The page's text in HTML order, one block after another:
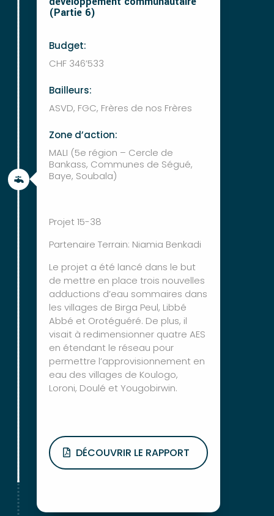

(Partie 6)
Budget:
CHF 346’533
Bailleurs:
ASVD, FGC, Frères de nos Frères
Zone d’action:
MALI (5e région – Cercle de
Bankass, Communes de Ségué,
Baye, Soubala)
Projet 15-38
Partenaire Terrain: Niamia Benkadi
Le projet a été lancé dans le but
de mettre en place trois nouvelles
adductions d’eau sommaires dans
les villages de Birga Peul, Libbé
Abbé et Orotéguéré. De plus, il
visait à redimensionner quatre AES
en étendant le réseau pour
permettre l’approvisionnement en
eau des villages de Koulogo,
Loroni, Doulé et Yougobirwin.
DÉCOUVRIR LE RAPPORT